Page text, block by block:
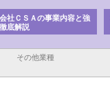
社ＣＳＡの事業内容と強
底解説
その他業種